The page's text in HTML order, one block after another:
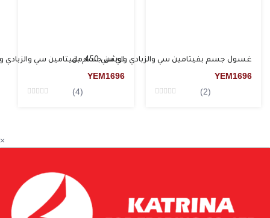
لوشن جسم بفيتامين سي والزبادي واي
YEM1696
(4)
غسول جسم بفيتامين سي والزبادي واي سي 450 مل
YEM1696
(2)
×